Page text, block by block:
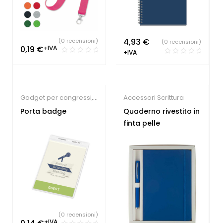
0,19 €+IVA
(0 recensioni) 4,93 €
+IVA
(0 recensioni)
Gadget per congressi,
Gadget per fiere
Porta badge
(0 recensioni)
Accessori Scrittura
Quaderno rivestito in
finta pelle